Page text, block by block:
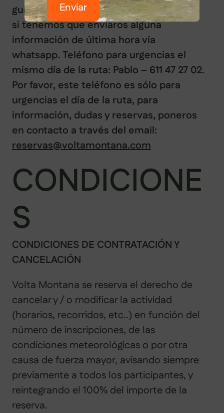
guía Pablo en la agenda de tu móvil, por
si tenemos que enviaros alguna
información de última hora vía
whatsapp. Teléfono para urgencias el
mismo día de la ruta: Pablo – 611 47 27 02.
Por favor, este teléfono es sólo para
urgencias el día de la ruta, para
información, dudas y reservas, poneros
en contacto a través del email:
reservas@voltamontana.com
CONDICIONE
S
CONDICIONES DE CONTRATACIÓN Y
CANCELACIÓN
Volta Montana se reserva el derecho de
cancelar y / o modificar la actividad
(horarios, recorridos, etc..) en función del
número de inscripciones, de las
condiciones meteorológicas o por otra
causa de fuerza mayor, avisando siempre
previamente a todos los participantes, y
reintegrando el 100% del importe de la
reserva.
Enviar